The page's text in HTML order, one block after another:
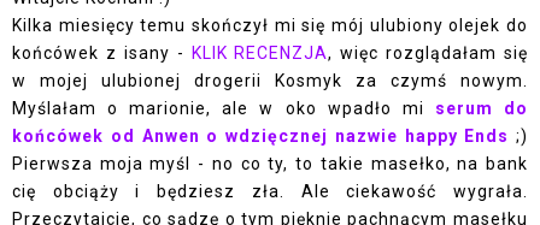
Kilka miesięcy temu skończył mi się mój ulubiony olejek do
końcówek z isany - KLIK RECENZJA, więc rozglądałam się
w mojej ulubionej drogerii Kosmyk za czymś nowym.
Myślałam o marionie, ale w oko wpadło mi serum do
końcówek od Anwen o wdzięcznej nazwie happy Ends ;)
Pierwsza moja myśl - no co ty, to takie masełko, na bank
cię obciąży i będziesz zła. Ale ciekawość wygrała.
Przeczytajcie, co sądzę o tym pięknie pachnącym masełku